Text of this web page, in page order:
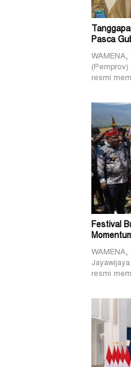
Pasca
(Pemprov)
resmi
Festival
resmi